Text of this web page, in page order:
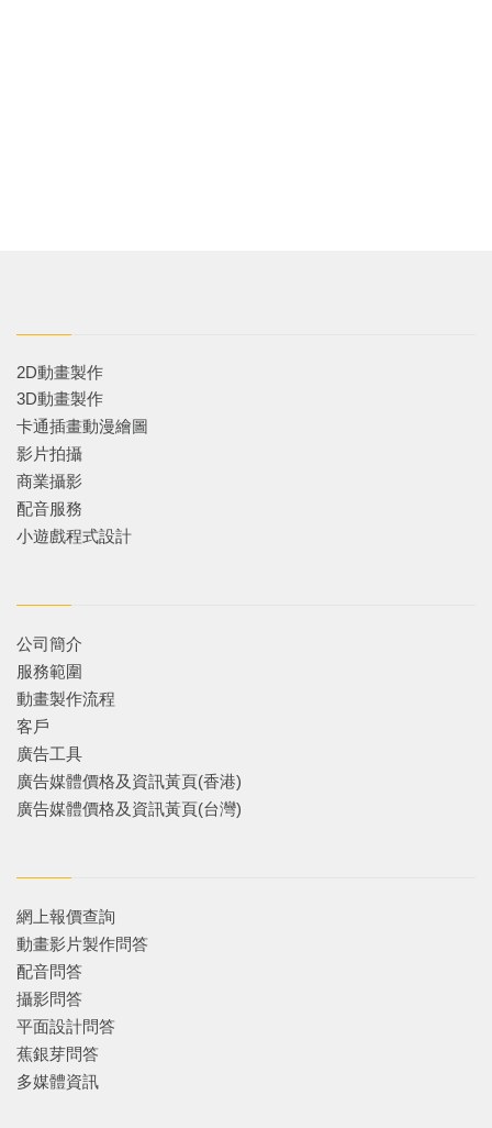
2D動畫製作
3D動畫製作
卡通插畫動漫繪圖
影片拍攝
商業攝影
配音服務
小遊戲程式設計
公司簡介
服務範圍
動畫製作流程
客戶
廣告工具
廣告媒體價格及資訊黃頁(香港)
廣告媒體價格及資訊黃頁(台灣)
網上報價查詢
動畫影片製作問答
配音問答
攝影問答
平面設計問答
蕉銀芽問答
多媒體資訊